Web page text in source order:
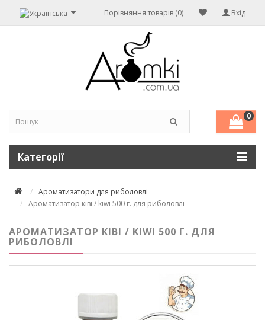
Вхід
Порівняння товарів (0)
0
Категорії
Ароматизатори для риболовлі
Ароматизатор ківі / kiwi 500 г. для риболовлі
АРОМАТИЗАТОР КІВІ / KIWI 500 Г. ДЛЯ
РИБОЛОВЛІ